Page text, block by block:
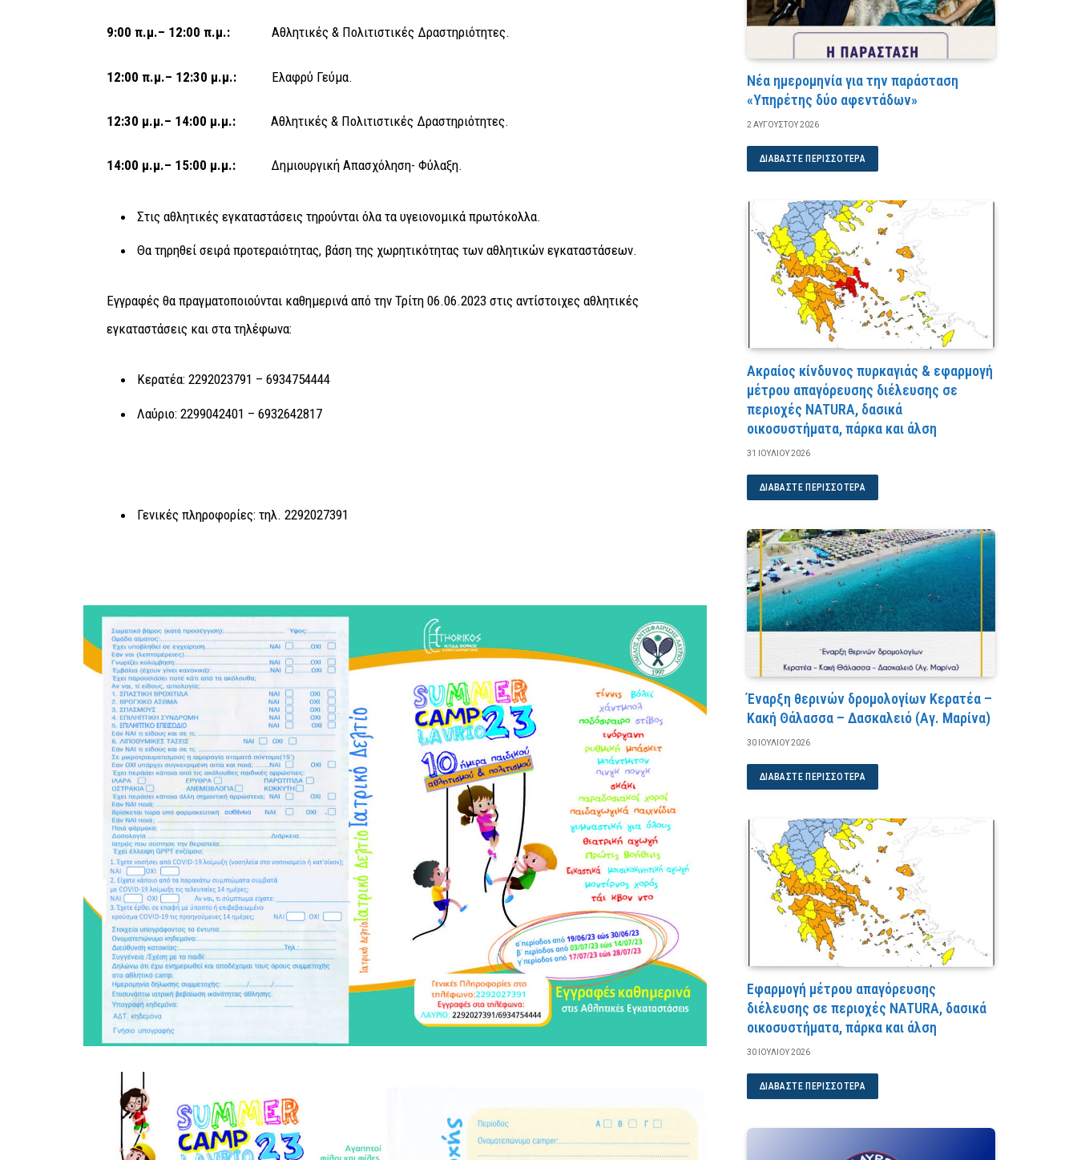
9:00 π.μ.– 12:00 π.μ.: Αθλητικές & Πολιτιστικές Δραστηριότητες.
12:00 π.μ.– 12:30 μ.μ.: Ελαφρύ Γεύμα.
12:30 μ.μ.– 14:00 μ.μ.: Αθλητικές & Πολιτιστικές Δραστηριότητες.
14:00 μ.μ.– 15:00 μ.μ.: Δημιουργική Απασχόληση- Φύλαξη.
Στις αθλητικές εγκαταστάσεις τηρούνται όλα τα υγειονομικά πρωτόκολλα.
Θα τηρηθεί σειρά προτεραιότητας, βάση της χωρητικότητας των αθλητικών εγκαταστάσεων.
Εγγραφές θα πραγματοποιούνται καθημερινά από την Τρίτη 06.06.2023 στις αντίστοιχες αθλητικές
εγκαταστάσεις και στα τηλέφωνα:
Κερατέα: 2292023791 – 6934754444
Λαύριο: 2299042401 – 6932642817
Γενικές πληροφορίες: τηλ. 2292027391
Νέα ημερομηνία για την παράσταση
«Υπηρέτης δύο αφεντάδων»
2 ΑΥΓΟΎΣΤΟΥ 2026
ΔΙΑΒΆΣΤΕ ΠΕΡΙΣΣΌΤΕΡΑ
Ακραίος κίνδυνος πυρκαγιάς & εφαρμογή
μέτρου απαγόρευσης διέλευσης σε
περιοχές NATURA, δασικά
οικοσυστήματα, πάρκα και άλση
31 ΙΟΥΛΊΟΥ 2026
ΔΙΑΒΆΣΤΕ ΠΕΡΙΣΣΌΤΕΡΑ
Έναρξη θερινών δρομολογίων Κερατέα –
Κακή Θάλασσα – Δασκαλειό (Αγ. Μαρίνα)
30 ΙΟΥΛΊΟΥ 2026
ΔΙΑΒΆΣΤΕ ΠΕΡΙΣΣΌΤΕΡΑ
Εφαρμογή μέτρου απαγόρευσης
διέλευσης σε περιοχές NATURA, δασικά
οικοσυστήματα, πάρκα και άλση
30 ΙΟΥΛΊΟΥ 2026
ΔΙΑΒΆΣΤΕ ΠΕΡΙΣΣΌΤΕΡΑ